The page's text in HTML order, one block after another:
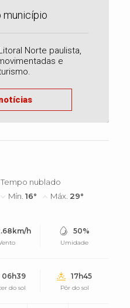
município
Norte paulista,
e
Tempo nublado
Mín.16° Máx. 29°
h 50%
Umidade
06h39
do sol
17h45
Pôr do sol